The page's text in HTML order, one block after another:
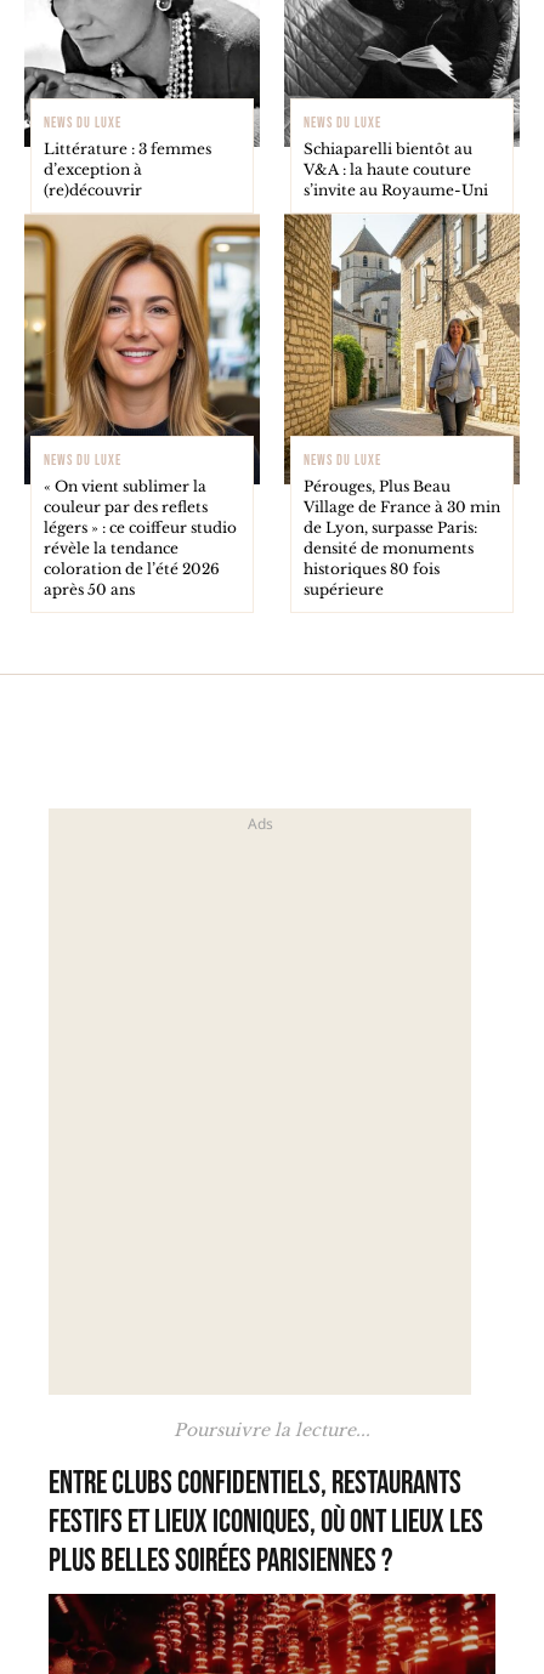
NEWS DU LUXE
Littérature : 3 femmes
d’exception à
(re)découvrir
NEWS DU LUXE
Schiaparelli bientôt au
V&A : la haute couture
s’invite au Royaume-Uni
NEWS DU LUXE
« On vient sublimer la
couleur par des reflets
légers » : ce coiffeur studio
révèle la tendance
coloration de l’été 2026
après 50 ans
NEWS DU LUXE
Pérouges, Plus Beau
Village de France à 30 min
de Lyon, surpasse Paris:
densité de monuments
historiques 80 fois
supérieure
Poursuivre la lecture...
Entre clubs confidentiels, restaurants
festifs et lieux iconiques, où ont lieux les
plus belles soirées parisiennes ?